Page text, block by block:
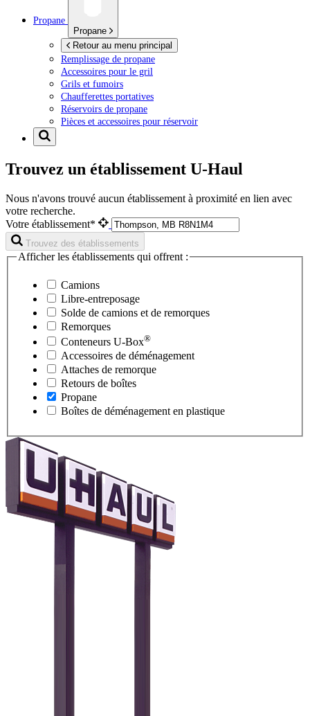
Propane
Propane
Retour au menu principal
Remplissage de propane
Accessoires pour le gril
Grils et fumoirs
Chaufferettes portatives
Réservoirs de propane
Pièces et accessoires pour réservoir
Trouvez un établissement U-Haul
Nous n'avons trouvé aucun établissement à proximité en lien avec
votre recherche.
Votre établissement*
Trouvez des établissements
Afficher les établissements qui offrent :
Camions
Libre-entreposage
Solde de camions et de remorques
Remorques
Conteneurs U-Box®
Accessoires de déménagement
Attaches de remorque
Retours de boîtes
Propane
Boîtes de déménagement en plastique